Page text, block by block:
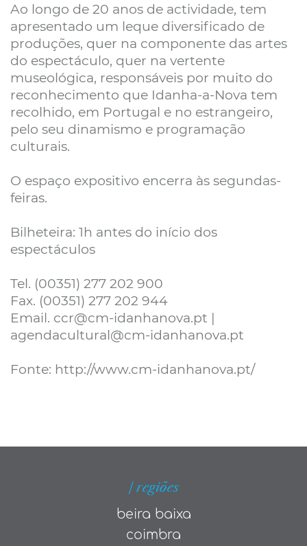
Ao longo de 20 anos de actividade, tem
apresentado um leque diversificado de
produções, quer na componente das artes
do espectáculo, quer na vertente
museológica, responsáveis por muito do
reconhecimento que Idanha-a-Nova tem
recolhido, em Portugal e no estrangeiro,
pelo seu dinamismo e programação
culturais.
O espaço expositivo encerra às segundas-
feiras.
Bilheteira: 1h antes do início dos
espectáculos
Tel. (00351) 277 202 900
Fax. (00351) 277 202 944
Email. ccr@cm-idanhanova.pt |
agendacultural@cm-idanhanova.pt
Fonte: http://www.cm-idanhanova.pt/
| regiões
beira baixa
coimbra